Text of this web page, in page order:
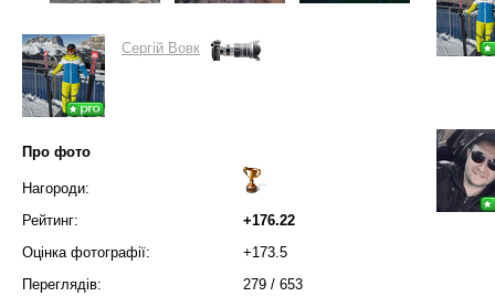
Сергій Вовк
Про фото
Нагороди:
Рейтинг:
+176.22
Оцінка фотографії:
+173.5
Переглядів:
279 / 653